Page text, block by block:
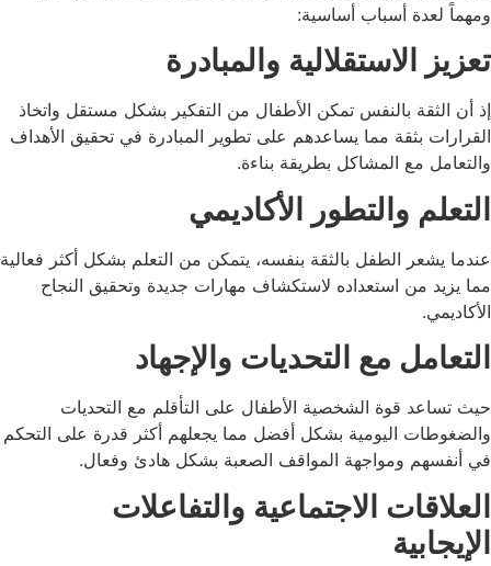
ومهماً لعدة أسباب أساسية:
تعزيز الاستقلالية والمبادرة
إذ أن الثقة بالنفس تمكن الأطفال من التفكير بشكل مستقل واتخاذ
القرارات بثقة مما يساعدهم على تطوير المبادرة في تحقيق الأهداف
والتعامل مع المشاكل بطريقة بناءة.
التعلم والتطور الأكاديمي
عندما يشعر الطفل بالثقة بنفسه، يتمكن من التعلم بشكل أكثر فعالية
مما يزيد من استعداده لاستكشاف مهارات جديدة وتحقيق النجاح
الأكاديمي.
التعامل مع التحديات والإجهاد
حيث تساعد قوة الشخصية الأطفال على التأقلم مع التحديات
والضغوطات اليومية بشكل أفضل مما يجعلهم أكثر قدرة على التحكم
في أنفسهم ومواجهة المواقف الصعبة بشكل هادئ وفعال.
العلاقات الاجتماعية والتفاعلات
الإيجابية